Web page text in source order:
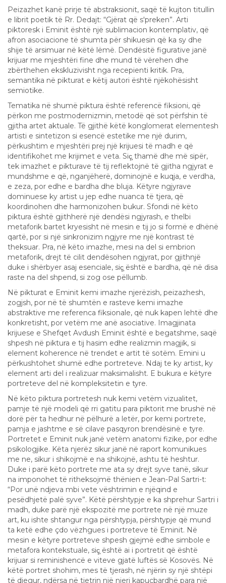
Peizazhet kanë prirje të abstraksionit, saqë të kujton titullin
e librit poetik të Rr. Dedajt: “Gjërat që s'preken”. Arti
piktoresk i Eminit është një sublimacion kontemplativ, që
afron asociacione të shumta për shikuesin që ka sy dhe
shije të arsimuar në këtë lëmë. Dendësitë figurative janë
krijuar me mjeshtëri fine dhe mund të vërehen dhe
zbërthehen ekskluzivisht nga recepienti kritik. Pra,
semantika në pikturat e këtij autori është njëkohësisht
semiotike.
Tematika në shumë piktura është referencë fiksioni, që
përkon me postmodernizmin, metodë që sot përfshin të
gjitha artet aktuale. Të gjithë këtë konglomerat elementesh
artisti e sintetizon si esencë estetike me një durim,
përkushtim e mjeshtëri prej një krijuesi të madh e që
identifikohet me krijimet e veta. Siç̧ thamë dhe më sipër,
tek imazhet e pikturave të tij reflektojnë të gjitha ngjyrat e
mundshme e që, nganjëherë, dominojnë e kuqja, e verdha,
e zeza, por edhe e bardha dhe bluja. Këtyre ngjyrave
dominuese ky artist u jep edhe nuanca të tjera, që
koordinohen dhe harmonizohen bukur. Sfondi në këto
piktura është gjithherë një dendësi ngjyrash, e thelbi
metaforik bartet kryesisht në mesin e tij jo si formë e dhënë
qartë, por si një sinkronizim ngjyre me një kontrast të
theksuar. Pra, në këto imazhe, mesi na del si embrion
metaforik, drejt të cilit dendësohen ngjyrat, por gjithnjë
duke i shërbyer asaj esenciale, siç̧ është e bardha, që në disa
raste na del shpend, si zog ose pëllumb.
Në pikturat e Eminit kemi imazhe njerëzish, peizazhesh,
zogjsh, por në të shumtën e rasteve kemi imazhe
abstraktive me referenca fiksionale, që nuk kapen lehtë dhe
konkretisht, por vetëm me anë asociative. Imagjinata
krijuese e Shefqet Avdush Eminit është e begatshme, saqë
shpesh në piktura e tij hasim edhe realizmin magjik, si
element koherence në trendet e artit të sotëm. Emini u
përkushtohet shumë edhe portreteve. Ndaj te ky artist, ky
element arti del i realizuar maksimalisht. E bukura e këtyre
portreteve del në kompleksitetin e tyre.
Në këto piktura portretesh nuk kemi vetëm vizualitet,
pamje të një modeli që rri gatitu para piktorit me brushë në
dorë për ta hedhur në pëlhurë a letër, por kemi portrete,
pamja e jashtme e së cilave pasqyron brendësinë e tyre.
Portretet e Eminit nuk janë vetëm anatomi fizike, por edhe
psikologjike. Këta njerëz sikur janë në raport komunikues
me ne, sikur i shikojmë e na shikojnë, ashtu të heshtur.
Duke i parë këto portrete me ata sy drejt syve tanë, sikur
na imponohet të ritheksojmë thënien e Jean-Pal Sartri-t:
“Por unë ndjeva mbi vete vështrimin e njëqind e
pesëdhjetë palë syve”. Këtë përshtypje e ka shprehur Sartri i
madh, duke parë një ekspozitë me portrete në një muze
art, ku ishte shtangur nga përshtypja, përshtypje që mund
ta ketë edhe çdo vëzhgues i portreteve të Eminit. Në
mesin e këtyre portreteve shpesh gjejmë edhe simbole e
metafora kontekstuale, siç̧ është ai i portretit që është
krijuar si reminishencë e viteve gjatë luftës së Kosovës. Në
këtë portret shohim, mes të tjerash, në njërin sy një shtëpi
të djegur, ndërsa në tjetrin një njeri kapuçbardhë para një